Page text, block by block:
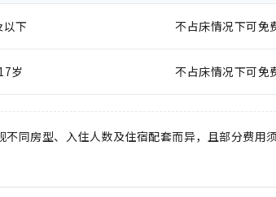
下 不占床情况下可免
岁 不占床情况下可免
不同房型、入住人数及住宿配套而异，且部分费用